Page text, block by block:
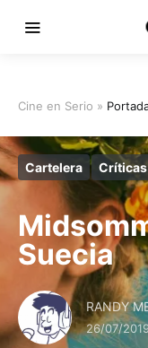
Cine en Serio »
Cartelera Críticas
Suecia
RANDY
26/07/